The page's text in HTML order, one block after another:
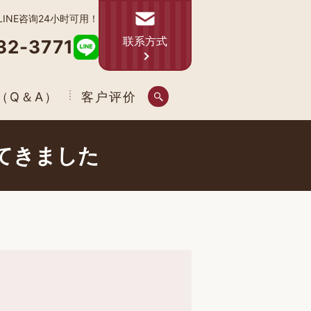
Q＆A） 客户评价
咨询24小时可用！
3771 联系方式
きました